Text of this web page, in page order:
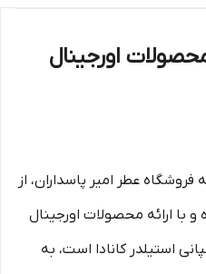
اورجینال
عطر امیر پاسداران، از
کرده و با ارائه محصولات اورجینال
استیلدر کانادا است، به